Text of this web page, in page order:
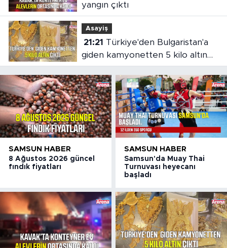
yangın çıktı
Asayiş
21:21
giden kamyonetten 5 kilo altın
çıktı
SAMSUN HABER
8 Ağustos 2026 güncel
fındık fiyatları
SAMSUN HABER
Samsun'da Muay Thai
Turnuvası heyecanı
başladı